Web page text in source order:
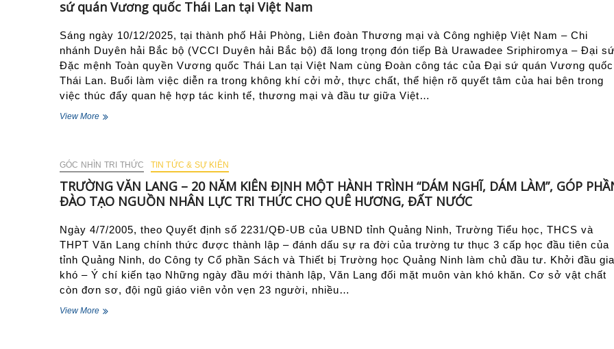
đối
tin
cậy,
động
lực
phát
triển
vững
và
khu
vực
Duyên
Bắc
bộ
sứ quán Vương quốc Thái Lan tại Việt Nam
Sáng ngày 10/12/2025, tại thành phố Hải Phòng, Liên đoàn Thương mại và Công nghiệp Việt Nam – Chi
nhánh Duyên hải Bắc bộ (VCCI Duyên hải Bắc bộ) đã long trọng đón tiếp Bà Urawadee Sriphiromya – Đại sứ
Đặc mệnh Toàn quyền Vương quốc Thái Lan tại Việt Nam cùng Đoàn công tác của Đại sứ quán Vương quốc
Thái Lan. Buổi làm việc diễn ra trong không khí cởi mở, thực chất, thể hiện rõ quyết tâm của hai bên trong
việc thúc đẩy quan hệ hợp tác kinh tế, thương mại và đầu tư giữa Việt…
View MoreTăng
giữa
Duyên
hải
bộ
và
Đại
sứ
quán
Vương
Thái
GÓC NHÌN TRI THỨC TIN TỨC & SỰ KIÊN
TRƯỜNG VĂN LANG – 20 NĂM KIÊN ĐỊNH MỘT HÀNH TRÌNH “DÁM NGHĨ, DÁM LÀM”, GÓP
ĐÀO TẠO NGUỒN NHÂN LỰC TRI THỨC CHO QUÊ HƯƠNG, ĐẤT NƯỚC
Ngày 4/7/2005, theo Quyết định số 2231/QĐ-UB của UBND tỉnh Quảng Ninh, Trường Tiểu học, THCS và
THPT Văn Lang chính thức được thành lập – đánh dấu sự ra đời của trường tư thục 3 cấp học đầu tiên của
tỉnh Quảng Ninh, do Công ty Cổ phần Sách và Thiết bị Trường học Quảng Ninh làm chủ đầu tư. Khởi đầu
khó – Ý chí kiến tạo Những ngày đầu mới thành lập, Văn Lang đối mặt muôn vàn khó khăn. Cơ sở vật chất
còn đơn sơ, đội ngũ giáo viên vỏn vẹn 23 người, nhiều…
View MoreTRƯỜNG